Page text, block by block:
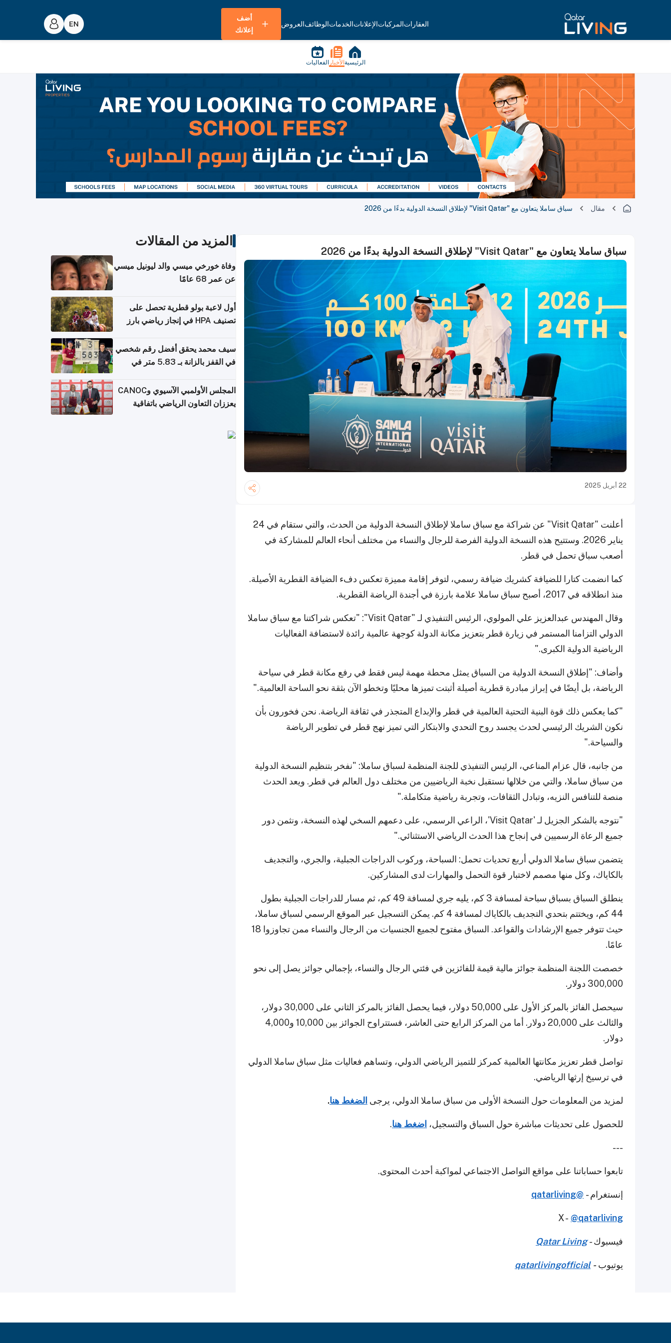
العقاراتالمركباتالإعلاناتالخدماتالوظائفالعروض
أضف
إعلانك
الرئيسية الأخبار الفعاليات
مقال سباق ساملا يتعاون مع "Visit Qatar" لإطلاق النسخة الدولية بدءًا من 2026
سباق ساملا يتعاون مع "Visit Qatar" لإطلاق النسخة الدولية بدءًا من 2026
22 أبريل 2025
أعلنت "Visit Qatar" عن شراكة مع سباق ساملا لإطلاق النسخة الدولية من الحدث، والتي ستقام في 24
يناير 2026. وستتيح هذه النسخة الدولية الفرصة للرجال والنساء من مختلف أنحاء العالم للمشاركة في
أصعب سباق تحمل في قطر.
كما انضمت كتارا للضيافة كشريك ضيافة رسمي، لتوفر إقامة مميزة تعكس دفء الضيافة القطرية الأصيلة.
منذ انطلاقه في 2017، أصبح سباق ساملا علامة بارزة في أجندة الرياضة القطرية.
وقال المهندس عبدالعزيز علي المولوي، الرئيس التنفيذي لـ "Visit Qatar": "تعكس شراكتنا مع سباق ساملا
الدولي التزامنا المستمر في زيارة قطر بتعزيز مكانة الدولة كوجهة عالمية رائدة لاستضافة الفعاليات
الرياضية الدولية الكبرى."
وأضاف: "إطلاق النسخة الدولية من السباق يمثل محطة مهمة ليس فقط في رفع مكانة قطر في سياحة
الرياضة، بل أيضًا في إبراز مبادرة قطرية أصيلة أثبتت تميزها محليًا وتخطو الآن بثقة نحو الساحة العالمية."
"كما يعكس ذلك قوة البنية التحتية العالمية في قطر والإبداع المتجذر في ثقافة الرياضة. نحن فخورون بأن
نكون الشريك الرئيسي لحدث يجسد روح التحدي والابتكار التي تميز نهج قطر في تطوير الرياضة
والسياحة."
من جانبه، قال عزام المناعي، الرئيس التنفيذي للجنة المنظمة لسباق ساملا: "نفخر بتنظيم النسخة الدولية
من سباق ساملا، والتي من خلالها نستقبل نخبة الرياضيين من مختلف دول العالم في قطر. ويعد الحدث
منصة للتنافس النزيه، وتبادل الثقافات، وتجربة رياضية متكاملة."
"نتوجه بالشكر الجزيل لـ 'Visit Qatar'، الراعي الرسمي، على دعمهم السخي لهذه النسخة، ونثمن دور
جميع الرعاة الرسميين في إنجاح هذا الحدث الرياضي الاستثنائي."
يتضمن سباق ساملا الدولي أربع تحديات تحمل: السباحة، وركوب الدراجات الجبلية، والجري، والتجديف
بالكاياك، وكل منها مصمم لاختبار قوة التحمل والمهارات لدى المشاركين.
ينطلق السباق بسباق سباحة لمسافة 3 كم، يليه جري لمسافة 49 كم، ثم مسار للدراجات الجبلية بطول
44 كم، ويختتم بتحدي التجديف بالكاياك لمسافة 4 كم. يمكن التسجيل عبر الموقع الرسمي لسباق ساملا،
حيث تتوفر جميع الإرشادات والقواعد. السباق مفتوح لجميع الجنسيات من الرجال والنساء ممن تجاوزوا 18
عامًا.
خصصت اللجنة المنظمة جوائز مالية قيمة للفائزين في فئتي الرجال والنساء، بإجمالي جوائز يصل إلى نحو
300,000 دولار.
سيحصل الفائز بالمركز الأول على 50,000 دولار، فيما يحصل الفائز بالمركز الثاني على 30,000 دولار،
والثالث على 20,000 دولار. أما من المركز الرابع حتى العاشر، فستتراوح الجوائز بين 10,000 و4,000
دولار.
تواصل قطر تعزيز مكانتها العالمية كمركز للتميز الرياضي الدولي، وتساهم فعاليات مثل سباق ساملا الدولي
في ترسيخ إرثها الرياضي.
لمزيد من المعلومات حول النسخة الأولى من سباق ساملا الدولي، يرجى الضغط هنا.
للحصول على تحديثات مباشرة حول السباق والتسجيل، اضغط هنا.
---
تابعوا حساباتنا على مواقع التواصل الاجتماعي لمواكبة أحدث المحتوى.
إنستغرام - @qatarliving
X - @qatarliving
فيسبوك -Qatar Living
يوتيوب -
qatarlivingofficial
المزيد من المقالات
وفاة خورخي ميسي والد ليونيل ميسي
عن عمر 68 عامًا
أول لاعبة بولو قطرية تحصل على
تصنيف HPA في إنجاز رياضي بارز
سيف محمد يحقق أفضل رقم شخصي
في القفز بالزانة بـ 5.83 متر في
المجلس الأولمبي الآسيوي وCANOC
يعززان التعاون الرياضي باتفاقية